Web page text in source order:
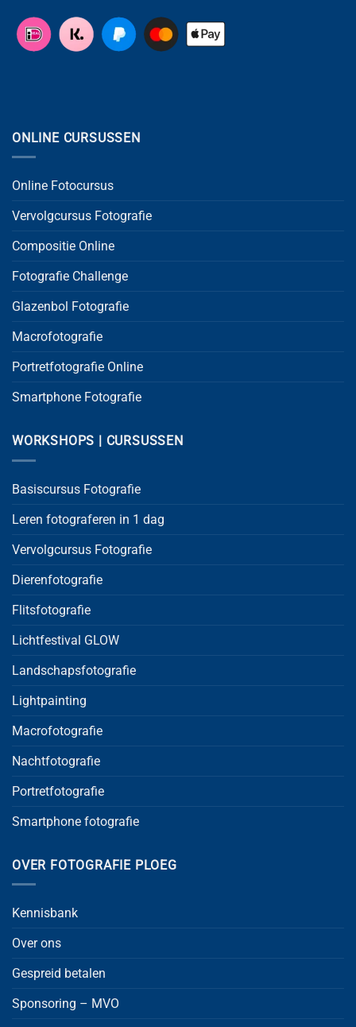
ONLINE CURSUSSEN
Online Fotocursus
Vervolgcursus Fotografie
Compositie Online
Fotografie Challenge
Glazenbol Fotografie
Macrofotografie
Portretfotografie Online
Smartphone Fotografie
WORKSHOPS | CURSUSSEN
Basiscursus Fotografie
Leren fotograferen in 1 dag
Vervolgcursus Fotografie
Dierenfotografie
Flitsfotografie
Lichtfestival GLOW
Landschapsfotografie
Lightpainting
Macrofotografie
Nachtfotografie
Portretfotografie
Smartphone fotografie
OVER FOTOGRAFIE PLOEG
Kennisbank
Over ons
Gespreid betalen
Sponsoring – MVO